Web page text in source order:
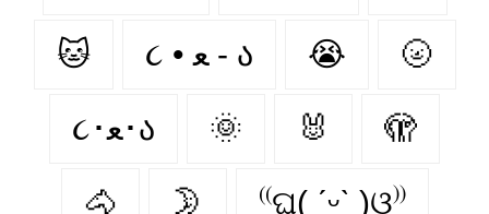
🐱 ૮ • ﻌ - ა 😭 🌝
૮･ﻌ･ა 🌞 🐰 🫣
🐴 🌛 ⁽⁽ଘ( ˊᵕˋ )ଓ⁾⁾